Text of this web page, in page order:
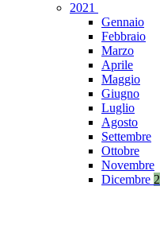
2021
Gennaio
Febbraio
Marzo
Aprile
Maggio
Giugno
Luglio
Agosto
Settembre
Ottobre
Novembre
Dicembre 2